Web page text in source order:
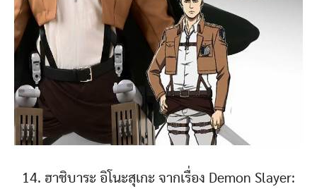
14. ฮาชิบาระ อิโนะสุเกะ จากเรื่อง Demon Slayer: